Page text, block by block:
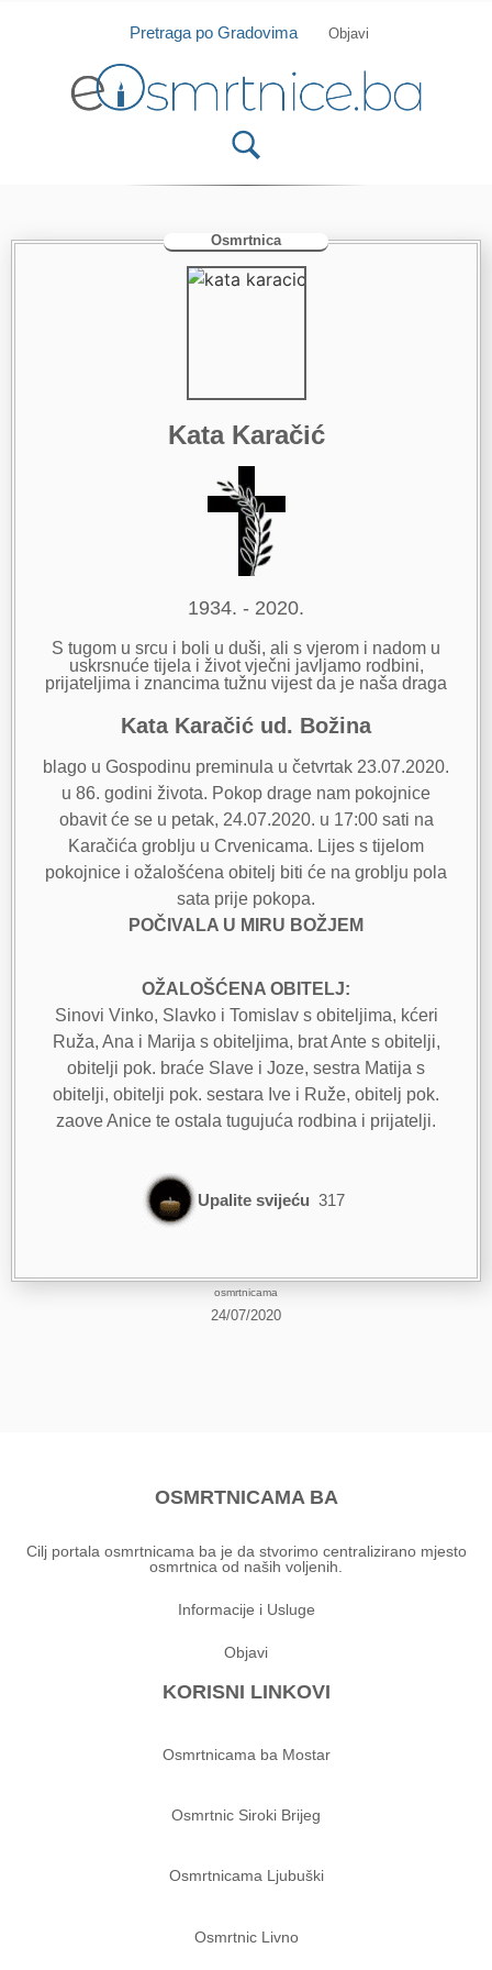
Isprobajte našu Android i IOS aplikaciju
Pretraga po Gradovima Objavi
Osmrtnica
Kata Karačić
1934. - 2020.
S tugom u srcu i boli u duši, ali s vjerom i nadom u
uskrsnuće tijela i život vječni javljamo rodbini,
prijateljima i znancima tužnu vijest da je naša draga
Kata Karačić ud. Božina
blago u Gospodinu preminula u četvrtak 23.07.2020.
u 86. godini života. Pokop drage nam pokojnice
obavit će se u petak, 24.07.2020. u 17:00 sati na
Karačića groblju u Crvenicama. Lijes s tijelom
pokojnice i ožalošćena obitelj biti će na groblju pola
sata prije pokopa.
POČIVALA U MIRU BOŽJEM
OŽALOŠĆENA OBITELJ:
Sinovi Vinko, Slavko i Tomislav s obiteljima, kćeri
Ruža, Ana i Marija s obiteljima, brat Ante s obitelji,
obitelji pok. braće Slave i Joze, sestra Matija s
obitelji, obitelji pok. sestara Ive i Ruže, obitelj pok.
zaove Anice te ostala tugujuća rodbina i prijatelji.
Upalite svijeću 317
osmrtnicama
24/07/2020
OSMRTNICAMA BA
Cilj portala osmrtnicama ba je da stvorimo centralizirano mjesto
osmrtnica od naših voljenih.
Informacije i Usluge
Objavi
KORISNI LINKOVI
Osmrtnicama ba Mostar
Osmrtnic Siroki Brijeg
Osmrtnicama Ljubuški
Osmrtnic Livno